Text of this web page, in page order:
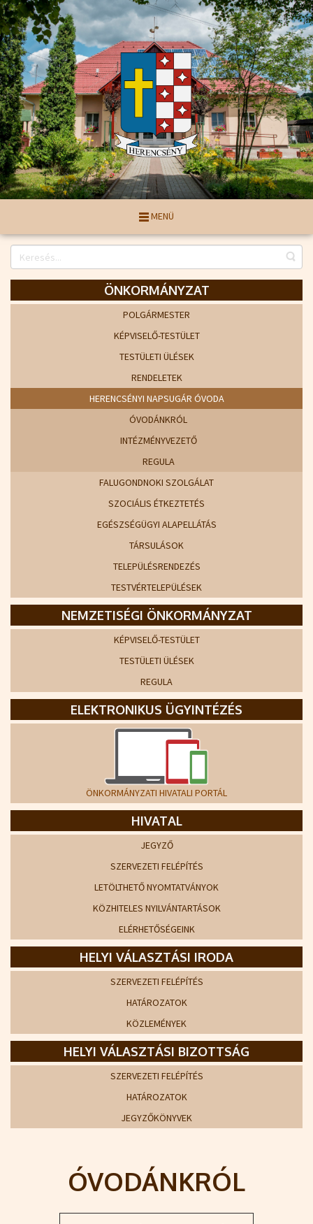
MENÜ
ÖNKORMÁNYZAT
POLGÁRMESTER
KÉPVISELŐ-TESTÜLET
TESTÜLETI ÜLÉSEK
RENDELETEK
HERENCSÉNYI NAPSUGÁR ÓVODA
ÓVODÁNKRÓL
INTÉZMÉNYVEZETŐ
REGULA
FALUGONDNOKI SZOLGÁLAT
SZOCIÁLIS ÉTKEZTETÉS
EGÉSZSÉGÜGYI ALAPELLÁTÁS
TÁRSULÁSOK
TELEPÜLÉSRENDEZÉS
TESTVÉRTELEPÜLÉSEK
NEMZETISÉGI ÖNKORMÁNYZAT
KÉPVISELŐ-TESTÜLET
TESTÜLETI ÜLÉSEK
REGULA
ELEKTRONIKUS ÜGYINTÉZÉS
ÖNKORMÁNYZATI HIVATALI PORTÁL
HIVATAL
JEGYZŐ
SZERVEZETI FELÉPÍTÉS
LETÖLTHETŐ NYOMTATVÁNYOK
KÖZHITELES NYILVÁNTARTÁSOK
ELÉRHETŐSÉGEINK
HELYI VÁLASZTÁSI IRODA
SZERVEZETI FELÉPÍTÉS
HATÁROZATOK
KÖZLEMÉNYEK
HELYI VÁLASZTÁSI BIZOTTSÁG
SZERVEZETI FELÉPÍTÉS
HATÁROZATOK
JEGYZŐKÖNYVEK
ÓVODÁNKRÓL